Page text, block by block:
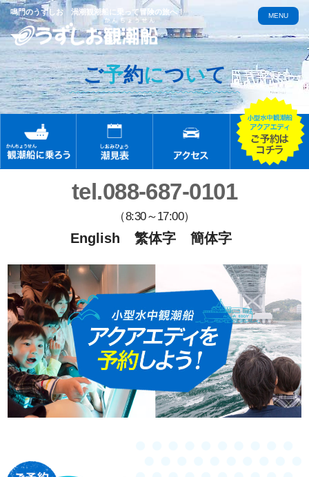
鳴門のうずしお 渦潮観潮船に乗って冒険の旅へ！
tel.088-687-0101
（8:30～17:00）
English 繁体字 簡体字
MENU
ご予約について